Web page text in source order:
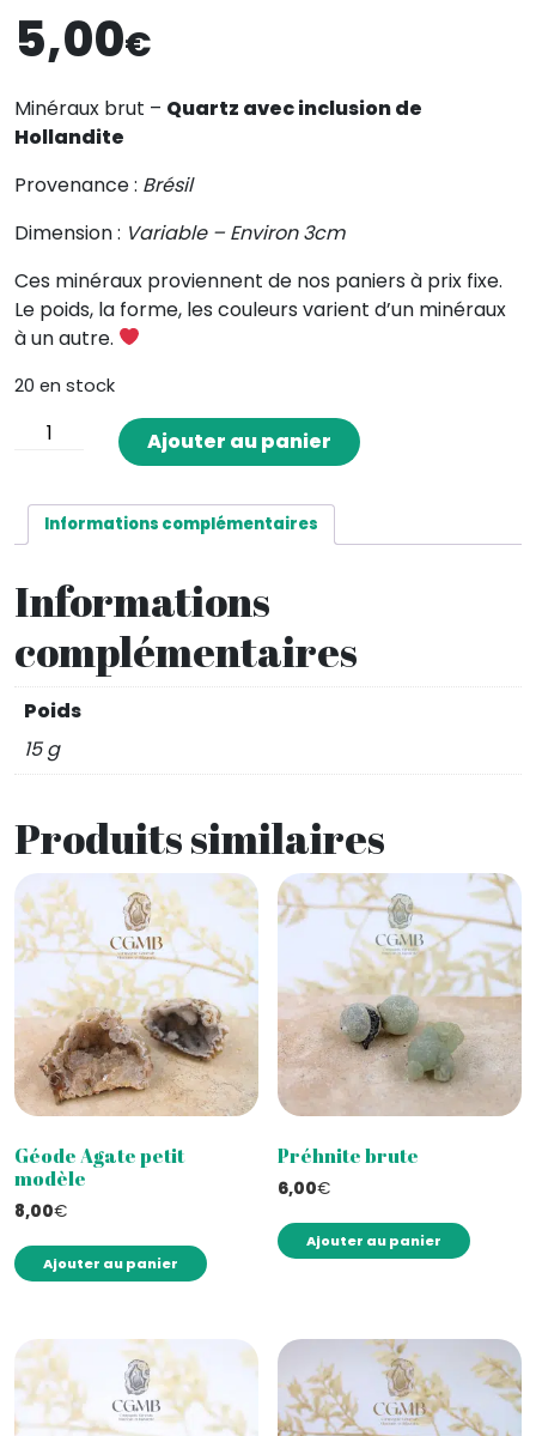
5,00€
Minéraux brut – Quartz avec inclusion de
Hollandite
Provenance : Brésil
Dimension : Variable – Environ 3cm
Ces minéraux proviennent de nos paniers à prix fixe.
Le poids, la forme, les couleurs varient d’un minéraux
à un autre.
20 en stock
quantité
avec
Hollandite
Ajouter au panier
Informations complémentaires
Informations
complémentaires
Poids
15 g
Produits similaires
Géode Agate petit
modèle
8,00€
Ajouter au panier
Préhnite brute
6,00€
Ajouter au panier